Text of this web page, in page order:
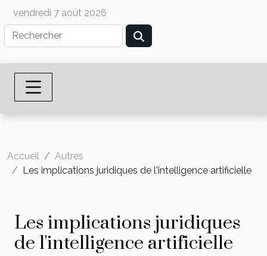
vendredi 7 août 2026
Accueil
Autres
Les implications juridiques de l'intelligence artificielle
Les implications juridiques
de l'intelligence artificielle